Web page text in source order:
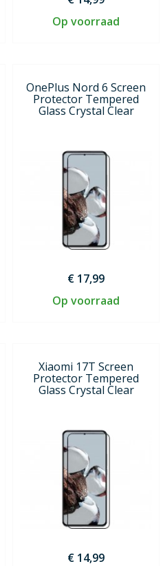
Op voorraad
OnePlus Nord 6 Screen
Protector Tempered
Glass Crystal Clear
€ 17,99
Op voorraad
Xiaomi 17T Screen
Protector Tempered
Glass Crystal Clear
€ 14,99